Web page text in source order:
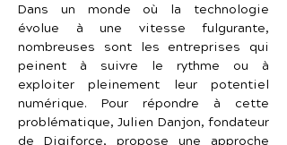
Dans un monde où la technologie
évolue à une vitesse fulgurante,
nombreuses sont les entreprises qui
peinent à suivre le rythme ou à
exploiter pleinement leur potentiel
numérique. Pour répondre à cette
problématique, Julien Danjon, fondateur
de Digiforce, propose une approche